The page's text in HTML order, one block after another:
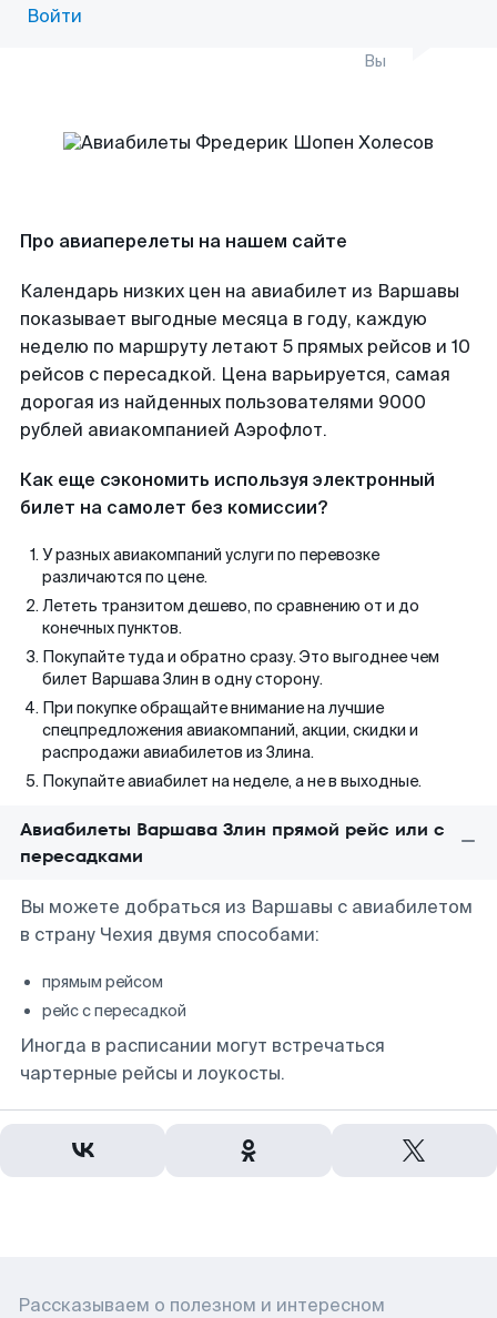
Войти
Вы
Про авиаперелеты на нашем сайте
Календарь низких цен на авиабилет из Варшавы
показывает выгодные месяца в году, каждую
неделю по маршруту летают 5 прямых рейсов и 10
рейсов с пересадкой. Цена варьируется, самая
дорогая из найденных пользователями 9000
рублей авиакомпанией Аэрофлот.
Как еще сэкономить используя электронный
билет на самолет без комиссии?
У разных авиакомпаний услуги по перевозке
различаются по цене.
Лететь транзитом дешево, по сравнению от и до
конечных пунктов.
Покупайте туда и обратно сразу. Это выгоднее чем
билет Варшава Злин в одну сторону.
При покупке обращайте внимание на лучшие
спецпредложения авиакомпаний, акции, скидки и
распродажи авиабилетов из Злина.
Покупайте авиабилет на неделе, а не в выходные.
Авиабилеты Варшава Злин прямой рейс или с
пересадками
Вы можете добраться из Варшавы с авиабилетом
в страну Чехия двумя способами:
прямым рейсом
рейс с пересадкой
Иногда в расписании могут встречаться
чартерные рейсы и лоукосты.
Рассказываем о полезном и интересном